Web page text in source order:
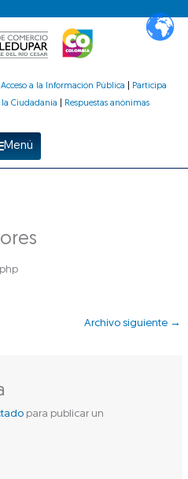
a la Información Pública
Participa
la Ciudadanía
Respuestas anónimas
Menú
Archivo siguiente →
para publicar un